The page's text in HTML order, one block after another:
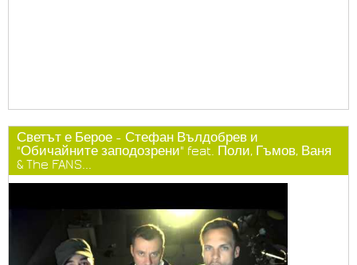
Светът е Берое - Стефан Вълдобрев и
"Обичайните заподозрени" feat. Поли, Гъмов, Ваня
& The FANS...